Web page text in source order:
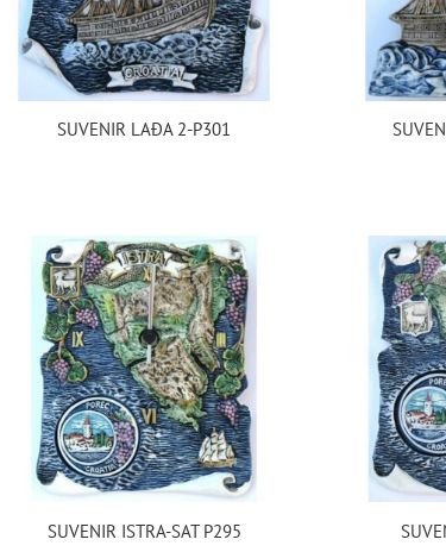
SUVENIR LAĐA 2-P301
SUVENIR ISTRA-SAT P295